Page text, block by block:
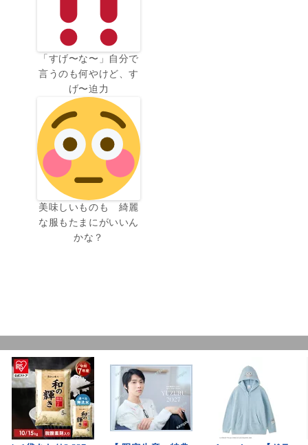
「すげ〜な〜」自分で
言うのも何やけど、す
げ〜迫力
美味しいものも 綺麗
な服もたまにがいいん
かな？